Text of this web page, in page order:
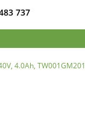
737
4.0Ah, TW001GM201